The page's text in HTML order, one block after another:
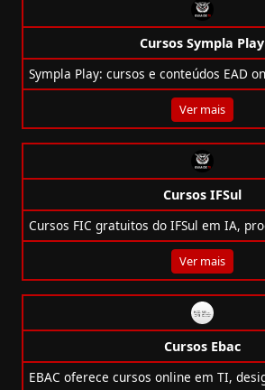
Cursos Sympla Play
Ver mais
Cursos IFSul
Ver mais
Cursos Ebac